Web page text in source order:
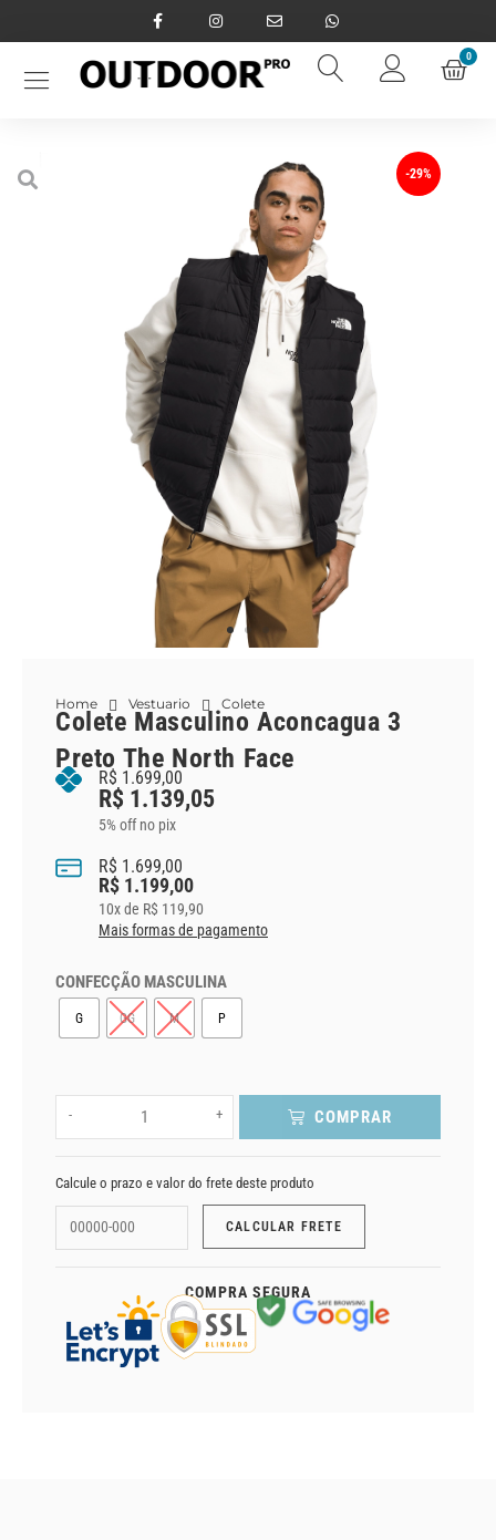
0
-29%
Home Vestuario Colete
Colete Masculino Aconcagua 3
Preto The North Face
R$ 1.699,00
R$ 1.139,05
5% off no pix
R$ 1.699,00
R$ 1.199,00
10x de R$ 119,90
Mais formas de pagamento
CONFECÇÃO MASCULINA
G GG M P
- + COMPRAR
Calcule o prazo e valor do frete deste produto
COMPRA SEGURA